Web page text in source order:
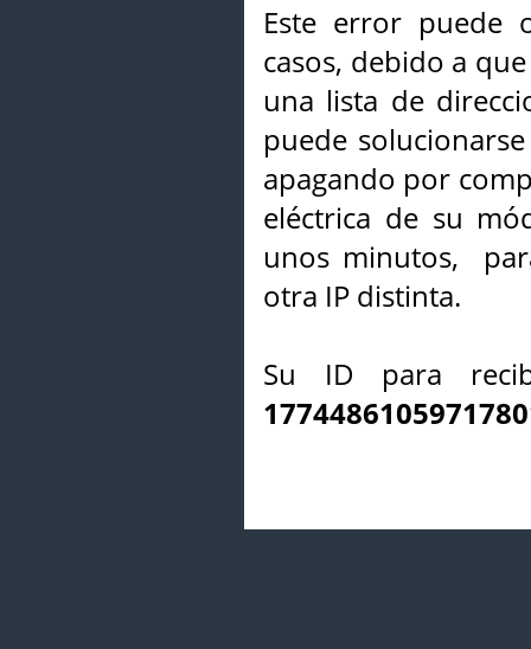
Este error puede
casos, debido a
una lista de
puede
apagando por
eléctrica de su
unos minutos,
otra IP distinta.
Su ID para